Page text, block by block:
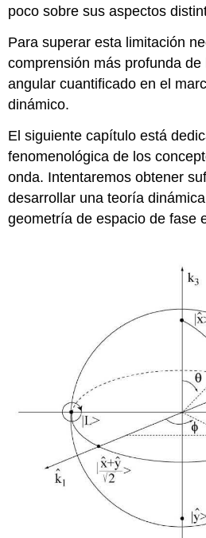
poco sobre sus aspectos
Para superar esta limitación
comprensión más profunda
angular cuantificado en el
dinámico.
El siguiente capítulo está
fenomenológica de los
onda. Intentaremos obtener
desarrollar una teoría
geometría de espacio de fase